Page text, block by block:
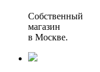
Собственный
магазин
в Москве.